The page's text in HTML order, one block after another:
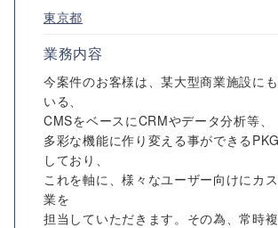
東京都
業務内容
今案件のお客様は、某大型商業施設に
いる、
CMSをベースにCRMやデータ分析等、
多彩な機能に作り変える事ができる
しており、
これを軸に、様々なユーザー向けにカ
業を
担当していただきます。その為、常時